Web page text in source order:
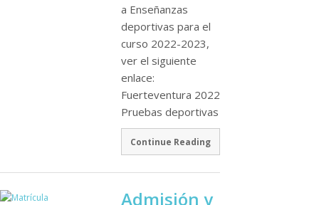
a Enseñanzas
deportivas para el
curso 2022-2023,
ver el siguiente
enlace:
Fuerteventura 2022
Pruebas deportivas
Continue Reading
Admisión y